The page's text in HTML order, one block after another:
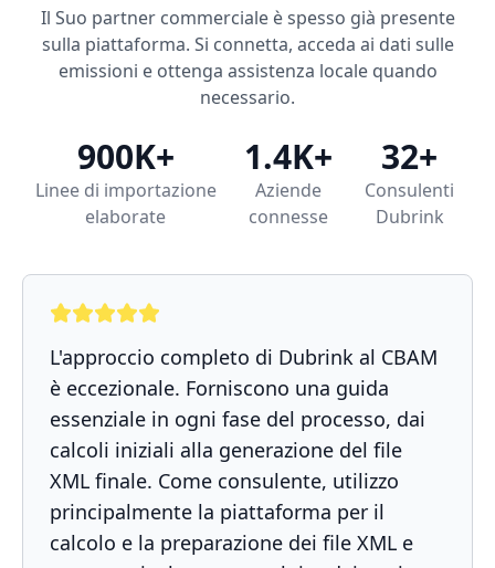
Il Suo partner commerciale è spesso già presente
sulla piattaforma. Si connetta, acceda ai dati sulle
emissioni e ottenga assistenza locale quando
necessario.
900K+
Linee di importazione
elaborate
1.4K+
Aziende
connesse
32+
Consulenti
Dubrink
L'approccio completo di Dubrink al CBAM
è eccezionale. Forniscono una guida
essenziale in ogni fase del processo, dai
calcoli iniziali alla generazione del file
XML finale. Come consulente, utilizzo
principalmente la piattaforma per il
calcolo e la preparazione dei file XML e